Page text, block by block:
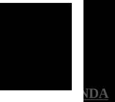
C0219 SYNDA